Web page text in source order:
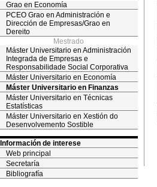
Grao en Economía
PCEO Grao en Administración e
Dirección de Empresas/Grao en
Dereito
Mestrado
Máster Universitario en Administración
Integrada de Empresas e
Responsabilidade Social Corporativa
Máster Universitario en Economía
Máster Universitario en Finanzas
Máster Universitario en Técnicas
Estatísticas
Máster Universitario en Xestión do
Desenvolvemento Sostible
Información de interese
Web principal
Secretaría
Bibliografía